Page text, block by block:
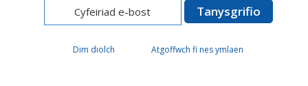
Prosbectws Blaenau Gwent
Dim diolch Atgoffwch fi nes ymlaen